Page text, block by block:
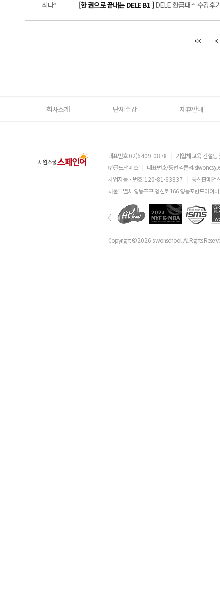
최다* [한 권으로 끝내는 DELE B1 ] DELE 환급패스 수강후
회사소개 단체수강 제휴안내
대표번호02)6409-0878 | 기업체 교육 컨설팅
㈜골드앤에스 | 대표번호/통번역문의:
사업자등록번호:120-81-63837 | 통신판매업
서울특별시 영등포구 영신로 166 영등포반도아이
Copyright ©2026 siwonschool. All Rights